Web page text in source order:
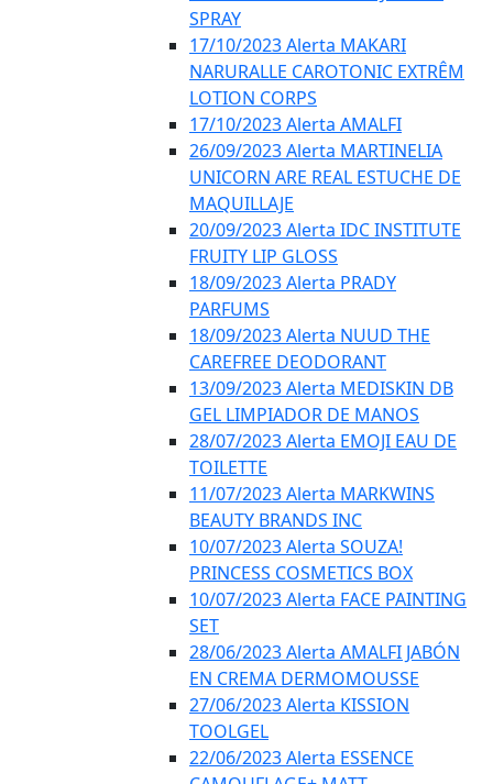
SPRAY
17/10/2023 Alerta MAKARI
NARURALLE CAROTONIC EXTRÊM
LOTION CORPS
17/10/2023 Alerta AMALFI
26/09/2023 Alerta MARTINELIA
UNICORN ARE REAL ESTUCHE DE
MAQUILLAJE
20/09/2023 Alerta IDC INSTITUTE
FRUITY LIP GLOSS
18/09/2023 Alerta PRADY
PARFUMS
18/09/2023 Alerta NUUD THE
CAREFREE DEODORANT
13/09/2023 Alerta MEDISKIN DB
GEL LIMPIADOR DE MANOS
28/07/2023 Alerta EMOJI EAU DE
TOILETTE
11/07/2023 Alerta MARKWINS
BEAUTY BRANDS INC
10/07/2023 Alerta SOUZA!
PRINCESS COSMETICS BOX
10/07/2023 Alerta FACE PAINTING
SET
28/06/2023 Alerta AMALFI JABÓN
EN CREMA DERMOMOUSSE
27/06/2023 Alerta KISSION
TOOLGEL
22/06/2023 Alerta ESSENCE